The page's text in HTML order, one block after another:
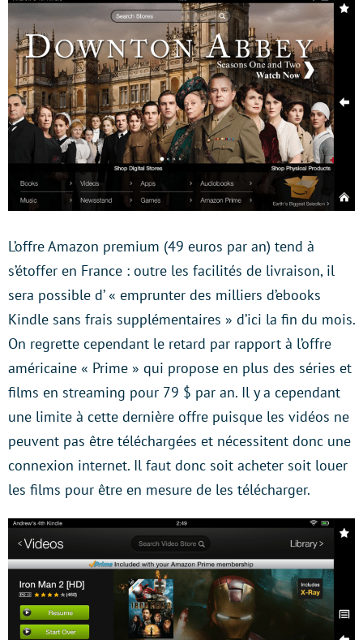
L’offre Amazon premium (49 euros par an) tend à
s’étoffer en France : outre les facilités de livraison, il
sera possible d’ « emprunter des milliers d’ebooks
Kindle sans frais supplémentaires » d’ici la fin du mois.
On regrette cependant le retard par rapport à l’offre
américaine « Prime » qui propose en plus des séries et
films en streaming pour 79 $ par an. Il y a cependant
une limite à cette dernière offre puisque les vidéos ne
peuvent pas être téléchargées et nécessitent donc une
connexion internet. Il faut donc soit acheter soit louer
les films pour être en mesure de les télécharger.